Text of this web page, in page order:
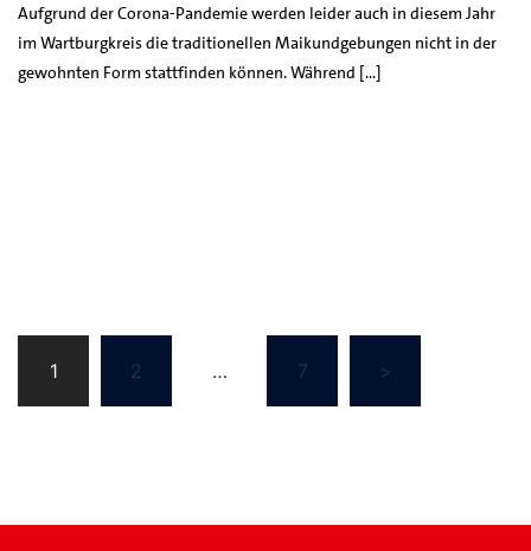
Aufgrund der Corona-Pandemie werden leider auch in diesem Jahr
im Wartburgkreis die traditionellen Maikundgebungen nicht in der
gewohnten Form stattfinden können. Während […]
der
Beiträge
1 2 … 7 >